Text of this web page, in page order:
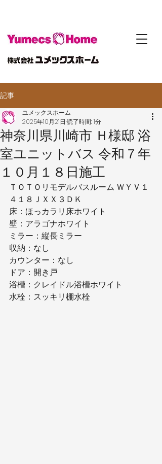
記事
神奈川県川崎市 Ｈ様邸 浴
室ユニットバス 令和７年
１０月１８日施工
ユメックスホーム
2025年10月21日 読了時間: 1分
ＴＯＴＯリモデルバスルーム ＷＹＶ１
４１８ＪＸＸ３ＤＫ
床：ほっカラリ床ホワイト
壁：アラゴナホワイト
ミラー：縦長ミラー
収納：なし
カウンター：なし
ドア：開き戸
浴槽：クレイドル浴槽ホワイト
水栓：スッキリ棚水栓